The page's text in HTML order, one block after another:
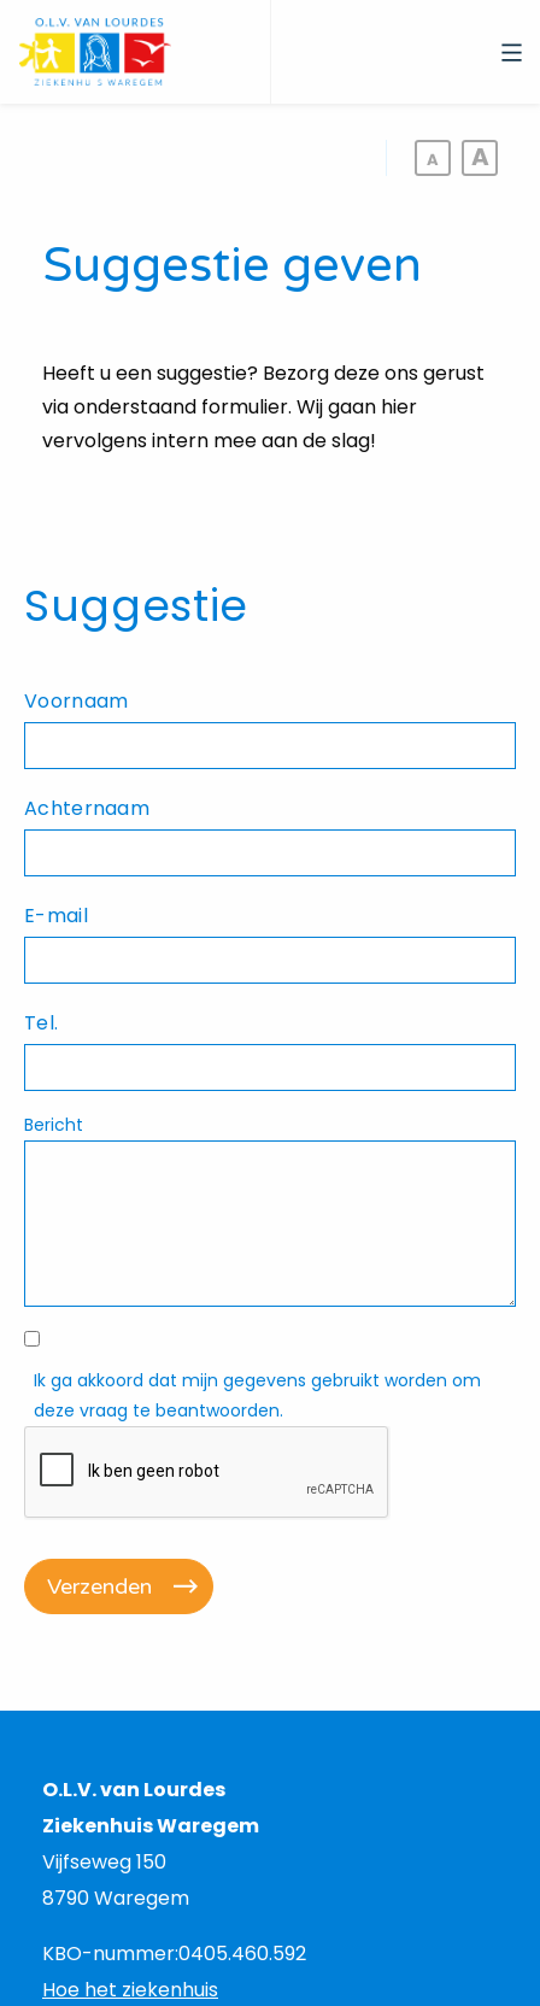
Overslaan
en
naar
Suggestie geven
Heeft u een suggestie? Bezorg deze ons gerust
via onderstaand formulier. Wij gaan hier
vervolgens intern mee aan de slag!
Suggestie
Voornaam
Achternaam
E-mail
Tel.
Bericht
Ik ga akkoord dat mijn gegevens gebruikt worden om
deze vraag te beantwoorden.
O.L.V. van Lourdes
Ziekenhuis Waregem
Vijfseweg 150
8790 Waregem
KBO-nummer:0405.460.592
Hoe het ziekenhuis